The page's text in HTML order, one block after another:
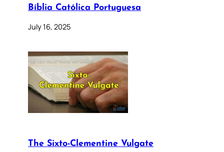
Bíblia Católica Portuguesa
July 16, 2025
The Sixto-Clementine Vulgate